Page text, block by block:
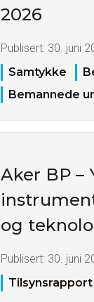
2026
Publisert: 30. juni
Samtykke
Bemannede
Aker BP –
og
Publisert: 30. juni
Tilsynsrapport